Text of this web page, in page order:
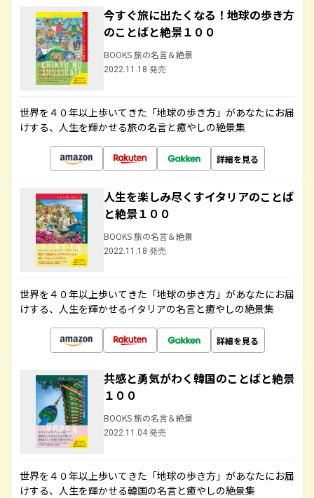
今すぐ旅に出たくなる！地球の歩き方
のことばと絶景１００
BOOKS 旅の名言＆絶景
2022.11.18 発売
世界を４０年以上歩いてきた「地球の歩き方」があなたにお届
けする、人生を輝かせる旅の名言と癒やしの絶景集
詳細を見る
人生を楽しみ尽くすイタリアのことば
と絶景１００
BOOKS 旅の名言＆絶景
2022.11.18 発売
世界を４０年以上歩いてきた「地球の歩き方」があなたにお届
けする、人生を輝かせるイタリアの名言と癒やしの絶景集
詳細を見る
共感と勇気がわく韓国のことばと絶景
１００
BOOKS 旅の名言＆絶景
2022.11.04 発売
世界を４０年以上歩いてきた「地球の歩き方」があなたにお届
けする、人生を輝かせる韓国の名言と癒やしの絶景集